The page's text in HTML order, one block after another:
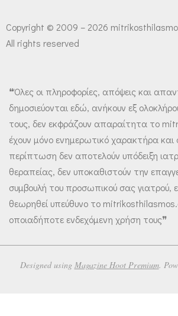
Copyright © 2009 – 2026
All rights reserved
❝Όλες οι πληροφορίες, απόψεις και
δημοσιεύονται εδώ, ανήκουν εξ
τους, δεν εκφράζουν απαραίτητα το
έχουν μόνο ενημερωτικό χαρακτήρα και
περίπτωση δεν αποτελούν υπόδειξη
θεραπείας, δεν υποκαθιστούν την
συμβουλή του προσωπικού σας γιατρού,
θεωρηθεί υπεύθυνο το
οποιαδήποτε ενδεχόμενη χρήση τους❞
Designed using Magazine Hoot Premium.